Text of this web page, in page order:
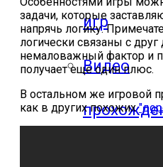
игр
Видео
задачи, которые
напрячь логику.
логически связаны с друг
немаловажный фактор и
получает еще один плюс.
В остальном же игровой
как в других похожих